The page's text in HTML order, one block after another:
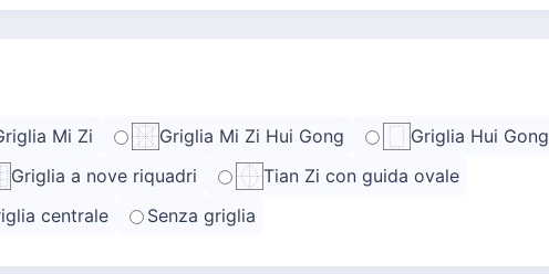
Mi Zi Griglia Mi Zi Hui Gong
Griglia Hui Gong
Griglia a nove riquadri
Tian Zi con guida ovale
centrale Senza griglia